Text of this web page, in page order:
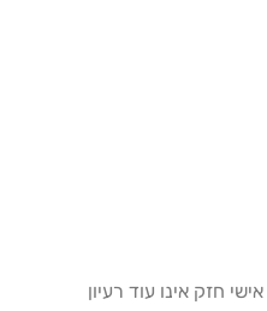
חזק אינו עוד רעיון